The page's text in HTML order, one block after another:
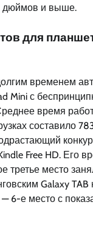
дюймов и выше.
для
временем
Mini с
время
составило
Free HD. Его
третье место
Galaxy TAB
6-е место с